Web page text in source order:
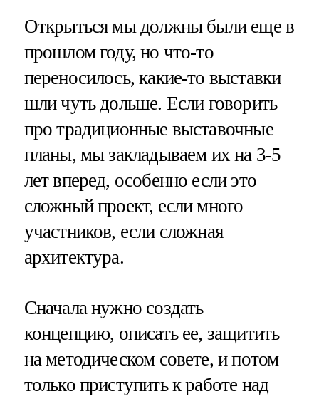
Открыться мы должны были еще в
прошлом году, но что-то
переносилось, какие-то выставки
шли чуть дольше. Если говорить
про традиционные выставочные
планы, мы закладываем их на 3-5
лет вперед, особенно если это
сложный проект, если много
участников, если сложная
архитектура.
Сначала нужно создать
концепцию, описать ее, защитить
на методическом совете, и потом
только приступить к работе над